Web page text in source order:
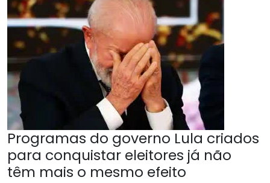
Programas do governo Lula criados
para conquistar eleitores já não
têm mais o mesmo efeito